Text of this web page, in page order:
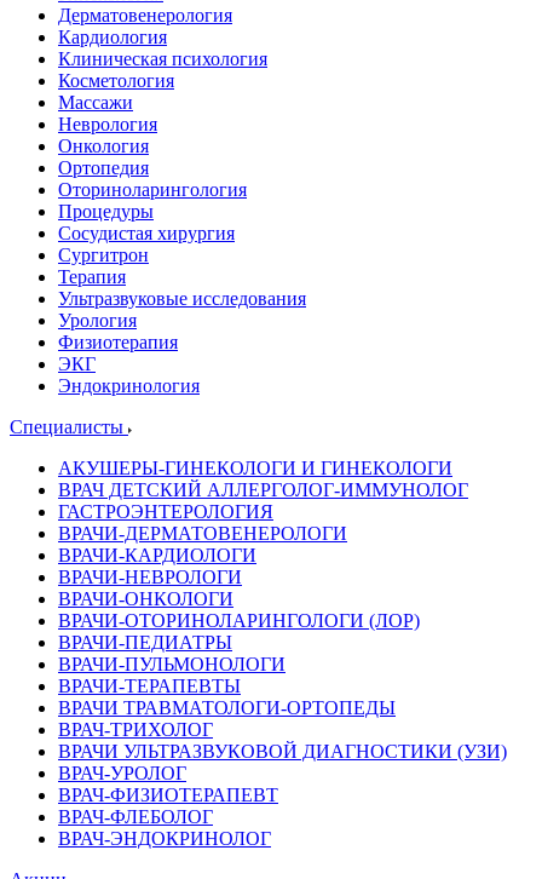
Дерматовенерология
Кардиология
Клиническая психология
Косметология
Массажи
Неврология
Онкология
Ортопедия
Оториноларингология
Процедуры
Сосудистая хирургия
Сургитрон
Терапия
Ультразвуковые исследования
Урология
Физиотерапия
ЭКГ
Эндокринология
Специалисты
АКУШЕРЫ-ГИНЕКОЛОГИ И ГИНЕКОЛОГИ
ВРАЧ ДЕТСКИЙ АЛЛЕРГОЛОГ-ИММУНОЛОГ
ГАСТРОЭНТЕРОЛОГИЯ
ВРАЧИ-ДЕРМАТОВЕНЕРОЛОГИ
ВРАЧИ-КАРДИОЛОГИ
ВРАЧИ-НЕВРОЛОГИ
ВРАЧИ-ОНКОЛОГИ
ВРАЧИ-ОТОРИНОЛАРИНГОЛОГИ (ЛОР)
ВРАЧИ-ПЕДИАТРЫ
ВРАЧИ-ПУЛЬМОНОЛОГИ
ВРАЧИ-ТЕРАПЕВТЫ
ВРАЧИ ТРАВМАТОЛОГИ-ОРТОПЕДЫ
ВРАЧ-ТРИХОЛОГ
ВРАЧИ УЛЬТРАЗВУКОВОЙ ДИАГНОСТИКИ (УЗИ)
ВРАЧ-УРОЛОГ
ВРАЧ-ФИЗИОТЕРАПЕВТ
ВРАЧ-ФЛЕБОЛОГ
ВРАЧ-ЭНДОКРИНОЛОГ